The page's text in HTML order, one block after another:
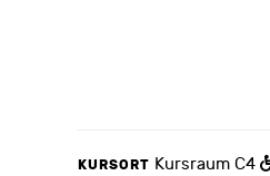
KURSORT Kursraum C4